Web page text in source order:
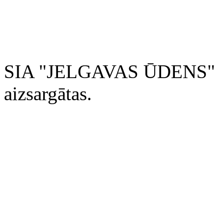
SIA "JELGAVAS ŪDENS"
aizsargātas.